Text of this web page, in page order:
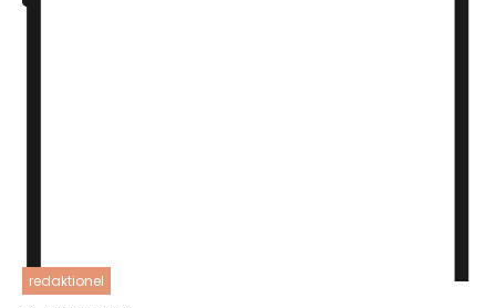
redaktionel